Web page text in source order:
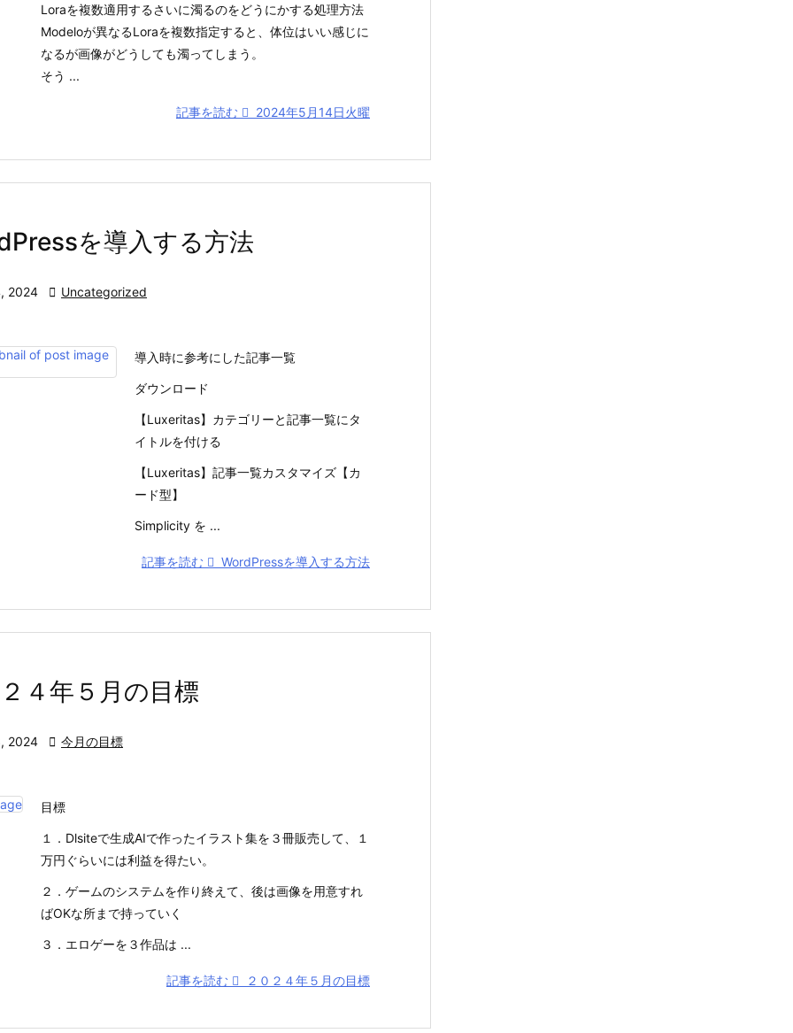
Loraを複数適用するさいに濁るのをどうにかする処理方法
Modeloが異なるLoraを複数指定すると、体位はいい感じに
なるが画像がどうしても濁ってしまう。
そう ...
記事を読む 2024年5月14日火曜
を導入する方法
2024  Uncategorized
導入時に参考にした記事一覧
ダウンロード
【Luxeritas】カテゴリーと記事一覧にタ
イトルを付ける
【Luxeritas】記事一覧カスタマイズ【カ
ード型】
Simplicity を ...
記事を読む WordPressを導入する方法
４年５月の目標
2024  今月の目標
目標
１．Dlsiteで生成AIで作ったイラスト集を３冊販売して、１
万円ぐらいには利益を得たい。
２．ゲームのシステムを作り終えて、後は画像を用意すれ
ばOKな所まで持っていく
３．エロゲーを３作品は ...
記事を読む ２０２４年５月の目標